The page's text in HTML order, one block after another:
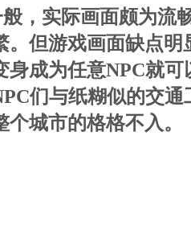
，实际画面颇为流
。但游戏画面缺点明
身成为任意NPC就
们与纸糊似的交
城市的格格不入。